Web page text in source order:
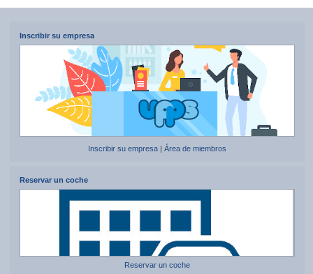
Inscribir su empresa
Inscribir su empresa| Área de miembros
Reservar un coche
Reservar un coche